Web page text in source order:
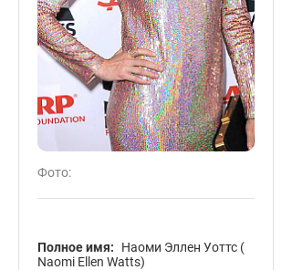
Фото:
Полное имя:
Наоми Эллен Уоттс (
Naomi Ellen Watts)